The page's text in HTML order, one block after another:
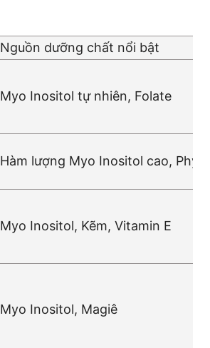
Nguồn dưỡng chất nổi bật
Myo Inositol tự nhiên, Folate
Hàm lượng Myo Inositol cao,
Myo Inositol, Kẽm, Vitamin E
Myo Inositol, Magiê